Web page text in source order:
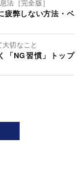
［完全版］
疲弊しない方法・ベ
切なこと
「NG習慣」トップ